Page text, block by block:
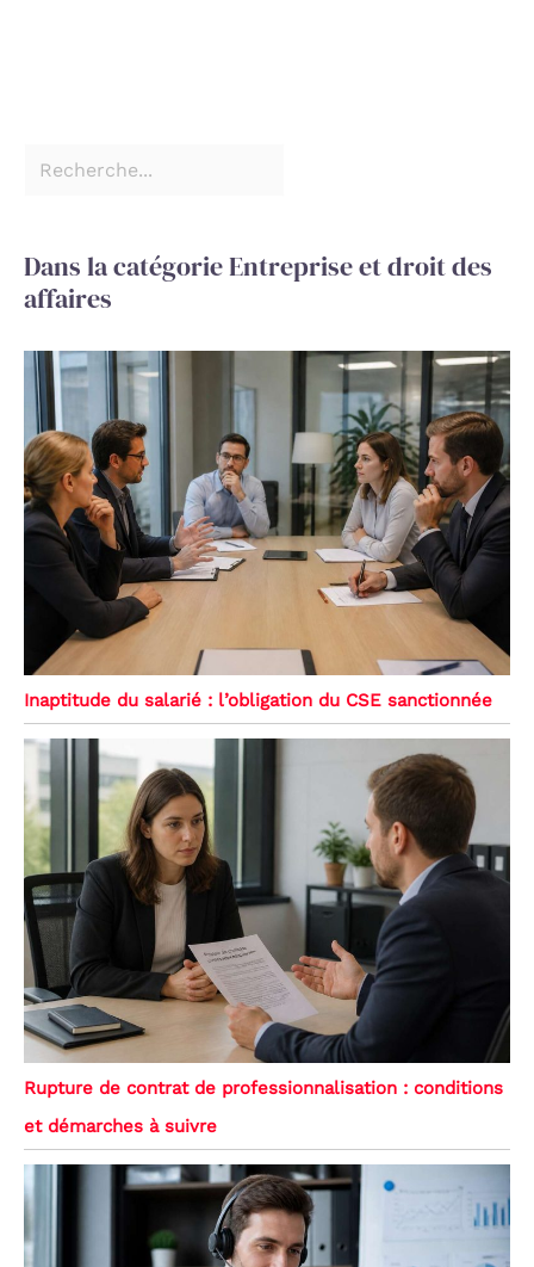
Dans la catégorie Entreprise et droit des
affaires
Inaptitude du salarié : l’obligation du CSE sanctionnée
Rupture de contrat de professionnalisation : conditions
et démarches à suivre